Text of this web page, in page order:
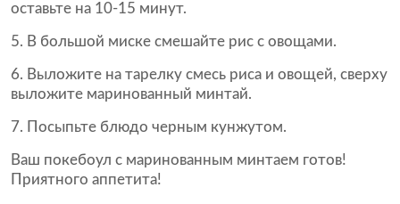
оставьте на 10-15 минут.
5. В большой миске смешайте рис с овощами.
6. Выложите на тарелку смесь риса и овощей, сверху
выложите маринованный минтай.
7. Посыпьте блюдо черным кунжутом.
Ваш покебоул с маринованным минтаем готов!
Приятного аппетита!